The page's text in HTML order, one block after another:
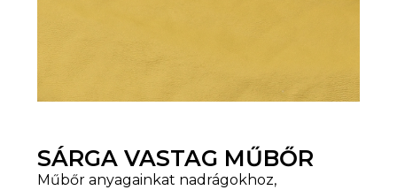
SÁRGA VASTAG MŰBŐR
Műbőr anyagainkat nadrágokhoz,